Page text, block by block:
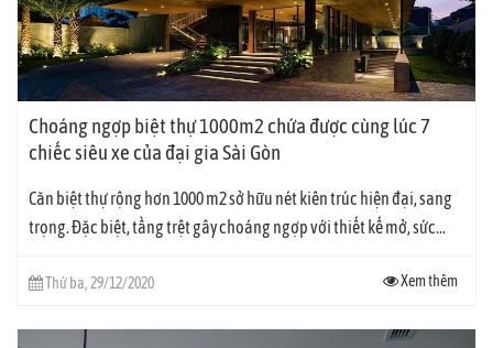
Choáng ngợp biệt thự 1000m2 chứa được cùng lúc 7
chiếc siêu xe của đại gia Sài Gòn
Căn biệt thự rộng hơn 1000 m2 sở hữu nét kiên trúc hiện đại, sang
trọng. Đặc biệt, tầng trệt gây choáng ngợp với thiết kế mở, sức...
Thứ ba, 29/12/2020 Xem thêm